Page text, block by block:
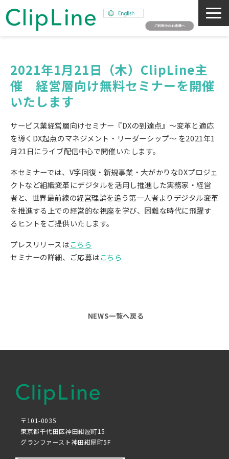
事業紹介
ミッション
採用情報
SNAPSHOT
2021年1月21日（木）ClipLine主
催　経営層向け無料セミナーを開催
いたします
サービス業経営層向けセミナー『DXの到達点』～変革と適応
を導くDX起点のマネジメント・リーダーシップ～ を2021年1
月21日にライブ配信中心で開催いたします。
本セミナーでは、V字回復・新規事業・大がかりなDXプロジェ
クトなど組織変革にデジタルを活用し推進した実務家・経営
者と、世界最前線の経営理論を追う第一人者よりデジタル変革
を推進する上での経営的な視座を学び、困難な時代に飛躍す
るヒントをご提供いたします。
プレスリリースはこちら
セミナーの詳細、ご応募はこちら
NEWS一覧へ戻る
〒101-0035
東京都千代田区神田紺屋町15
グランファースト神田紺屋町5F